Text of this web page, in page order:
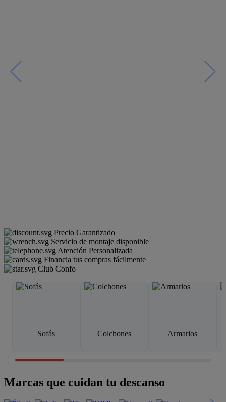
Precio Garantizado
Servicio de montaje disponible
Atención Personalizada
Financia tus compras fácilmente
Club Confo
Sofás Colchones Armarios
Marcas que cuidan tu descanso